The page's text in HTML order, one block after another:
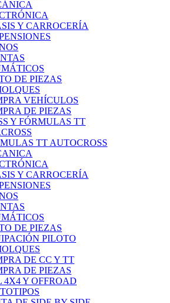
Y CARROCERÍA
DE PIEZAS
VEHÍCULOS
DE PIEZAS
Y FÓRMULAS TT
TT AUTOCROSS
Y CARROCERÍA
DE PIEZAS
PILOTO
DE CC Y TT
DE PIEZAS
4X4 Y OFFROAD